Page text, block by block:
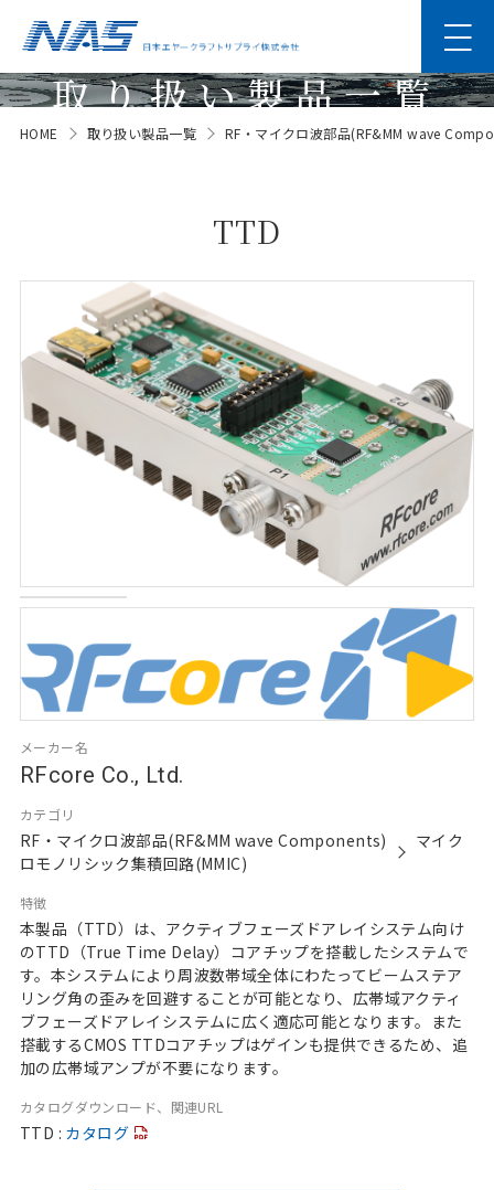
取り扱い製品一覧
Products
HOME 取り扱い製品一覧 RF・マイクロ波部品(RF&MM wave
TTD
メーカー名
RFcore Co., Ltd.
カテゴリ
RF・マイクロ波部品(RF&MM wave Components)
マイク
ロモノリシック集積回路(MMIC)
特徴
本製品（TTD）は、アクティブフェーズドアレイシステム向け
のTTD（True Time Delay）コアチップを搭載したシステムで
す。本システムにより周波数帯域全体にわたってビームステア
リング角の歪みを回避することが可能となり、広帯域アクティ
ブフェーズドアレイシステムに広く適応可能となります。また
搭載するCMOS TTDコアチップはゲインも提供できるため、追
加の広帯域アンプが不要になります。
カタログダウンロード、関連URL
TTD : カタログ